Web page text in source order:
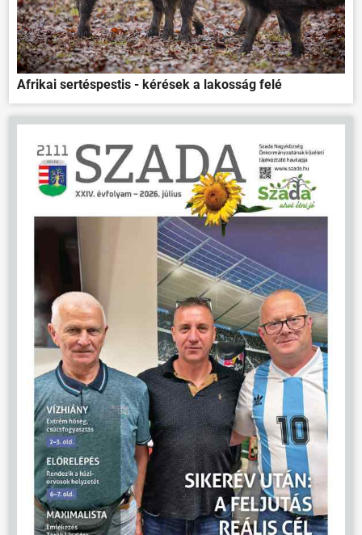
Afrikai sertéspestis - kérések a lakosság felé